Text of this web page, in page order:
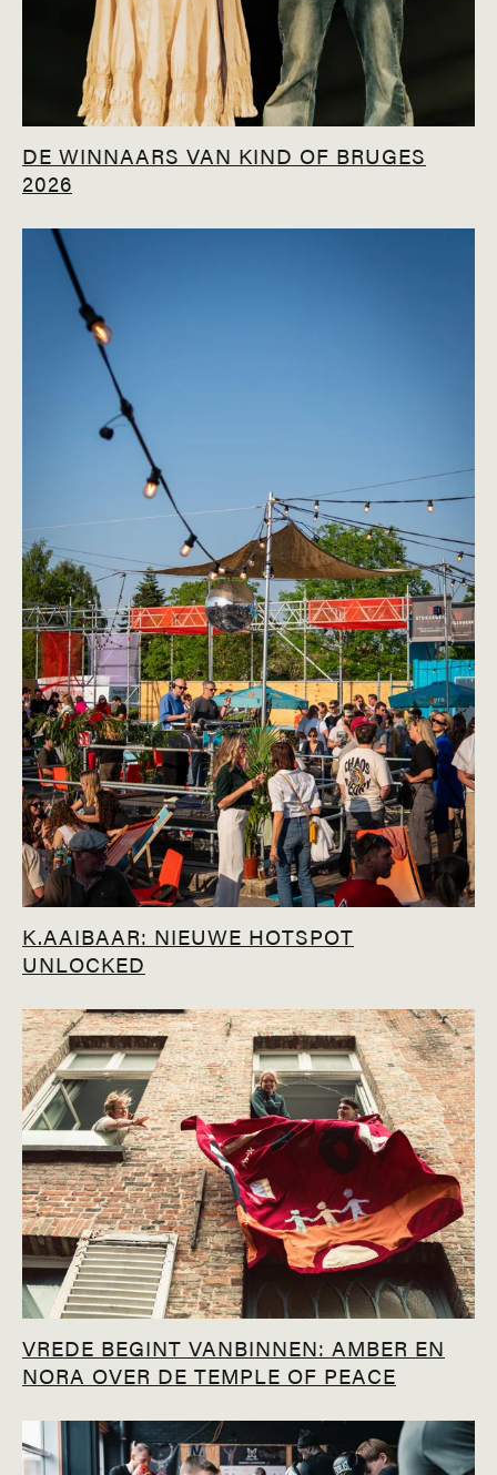
DE WINNAARS VAN KIND OF BRUGES
2026
K.AAIBAAR: NIEUWE HOTSPOT
UNLOCKED
VREDE BEGINT VANBINNEN: AMBER EN
NORA OVER DE TEMPLE OF PEACE